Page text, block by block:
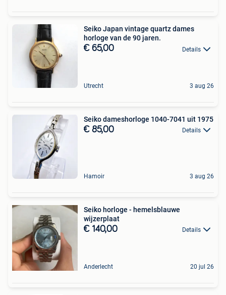
Seiko Japan vintage quartz dames
horloge van de 90 jaren.
€ 65,00 Details
Utrecht 3 aug 26
Seiko dameshorloge 1040-7041 uit 1975
€ 85,00 Details
Hamoir 3 aug 26
Seiko horloge - hemelsblauwe
wijzerplaat
€ 140,00 Details
Anderlecht 20 jul 26